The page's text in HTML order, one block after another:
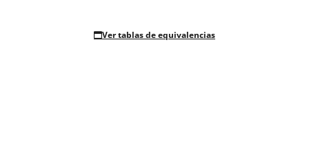
Ver tablas de equivalencias